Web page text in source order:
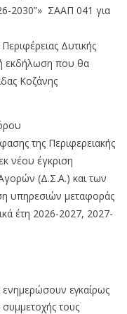
2030”» ΣΑΑΠ 041 για
Δυτικής
εκδήλωση που θα
Κοζάνης
της Περιφερειακής
νέου έγκριση
(Δ.Σ.Α.) και των
υπηρεσιών μεταφοράς
έτη 2026-2027, 2027-
ενημερώσουν εγκαίρως
τους